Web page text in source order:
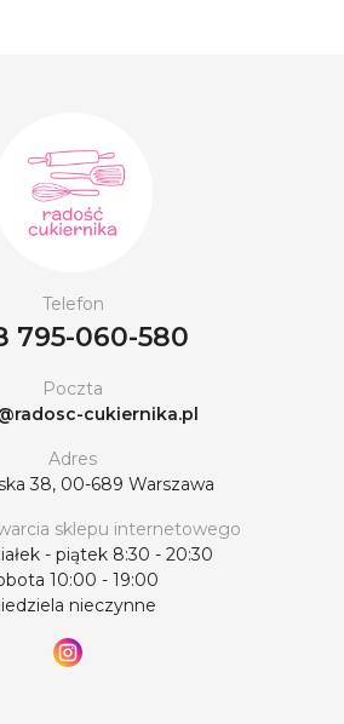
Telefon
795-060-580
Poczta
cukiernika.pl
Adres
38, 00-689 Warszawa
sklepu internetowego
- piątek 8:30 - 20:30
10:00 - 19:00
nieczynne